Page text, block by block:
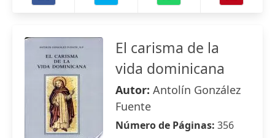
El carisma de la
vida dominicana
Autor: Antolín González
Fuente
Número de Páginas: 356